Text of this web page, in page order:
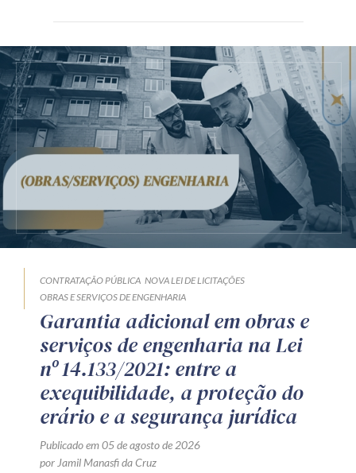
CONTRATAÇÃO PÚBLICA NOVA LEI DE LICITAÇÕES
OBRAS E SERVIÇOS DE ENGENHARIA
Garantia adicional em obras e
serviços de engenharia na Lei
nº 14.133/2021: entre a
exequibilidade, a proteção do
erário e a segurança jurídica
Publicado em 05 de agosto de 2026
por Jamil Manasfi da Cruz